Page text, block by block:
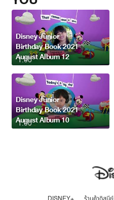
1:00
Disney Junior
Birthday Book 2021
August Album 12
1:00
Disney Junior
Birthday Book 2021
August Album 10